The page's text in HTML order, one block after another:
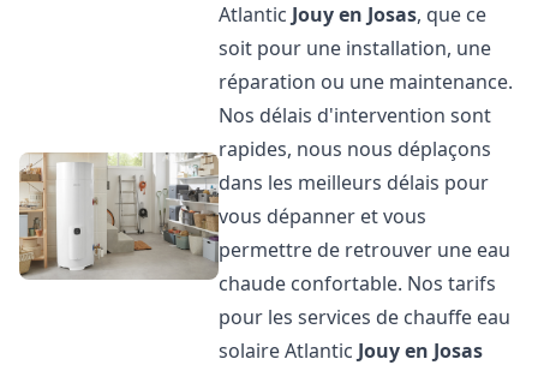
Atlantic Jouy en Josas, que ce
soit pour une installation, une
réparation ou une maintenance.
Nos délais d'intervention sont
rapides, nous nous déplaçons
dans les meilleurs délais pour
vous dépanner et vous
permettre de retrouver une eau
chaude confortable. Nos tarifs
pour les services de chauffe eau
solaire Atlantic Jouy en Josas